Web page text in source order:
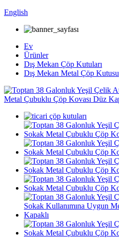
English
Ev
Ürünler
Dış Mekan Çöp Kutuları
Dış Mekan Metal Çöp Kutusu